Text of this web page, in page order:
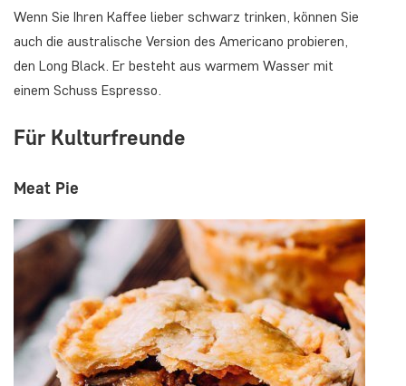
Wenn Sie Ihren Kaffee lieber schwarz trinken, können Sie
auch die australische Version des Americano probieren,
den Long Black . Er besteht aus warmem Wasser mit
einem Schuss Espresso.
Für Kulturfreunde
Meat Pie